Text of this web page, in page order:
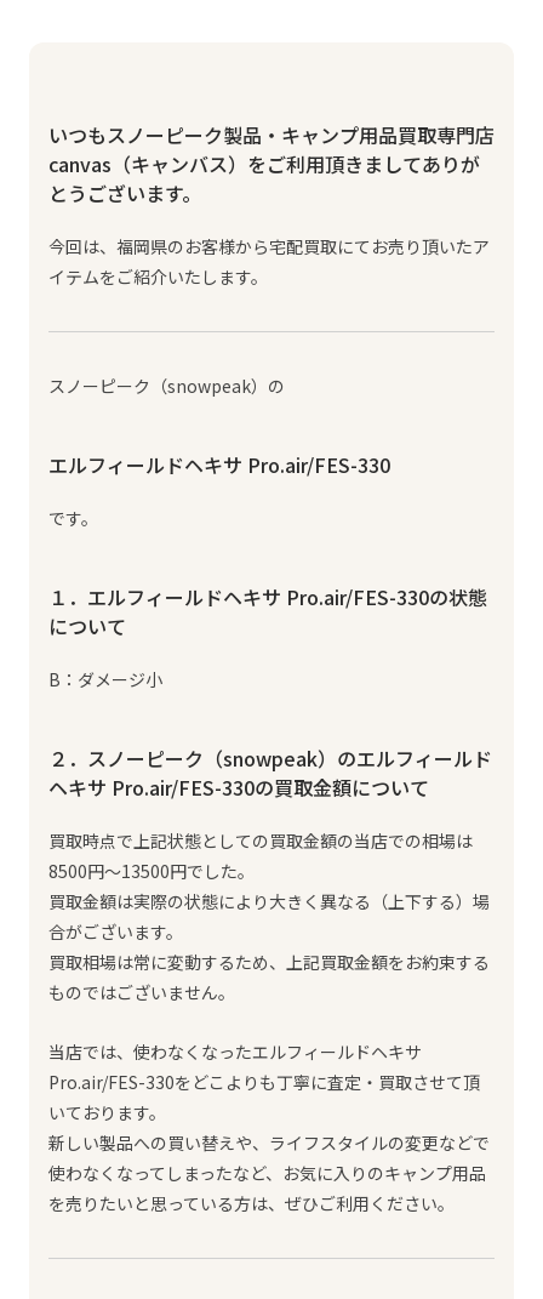
いつもスノーピーク製品・キャンプ用品買取専門店
canvas（キャンバス）をご利用頂きましてありが
とうございます。
今回は、福岡県のお客様から宅配買取にてお売り頂いたア
イテムをご紹介いたします。
スノーピーク（snowpeak）の
エルフィールドヘキサ Pro.air/FES-330
です。
１．エルフィールドヘキサ Pro.air/FES-330の状態
について
B：ダメージ小
２．スノーピーク（snowpeak）のエルフィールド
ヘキサ Pro.air/FES-330の買取金額について
買取時点で上記状態としての買取金額の当店での相場は
8500円～13500円でした。
買取金額は実際の状態により大きく異なる（上下する）場
合がございます。
買取相場は常に変動するため、上記買取金額をお約束する
ものではございません。
当店では、使わなくなったエルフィールドヘキサ
Pro.air/FES-330をどこよりも丁寧に査定・買取させて頂
いております。
新しい製品への買い替えや、ライフスタイルの変更などで
使わなくなってしまったなど、お気に入りのキャンプ用品
を売りたいと思っている方は、ぜひご利用ください。